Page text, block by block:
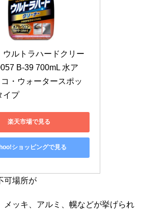
ウルトラハードクリー
B-39 700mL 水ア
・ウォータースポッ
イプ
楽天市場で見る
ショッピングで見る
可場所が
メッキ、アルミ、幌などが挙げられ